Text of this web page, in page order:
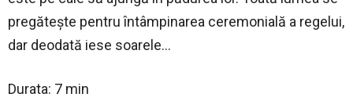
pregătește pentru întâmpinarea ceremonială a regelui,
dar deodată iese soarele…
Durata: 7 min